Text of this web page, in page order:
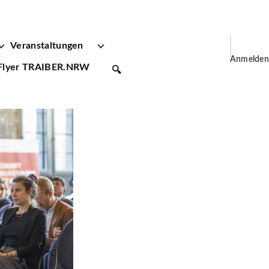
Veranstaltungen
TRAIBER.NRW 🔍
User
Anmelden